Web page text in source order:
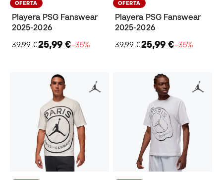
OFERTA
Playera PSG Fanswear
2025-2026
39,99 €25,99 €−35%
OFERTA
Playera PSG Fanswear
2025-2026
39,99 €25,99 €−35%